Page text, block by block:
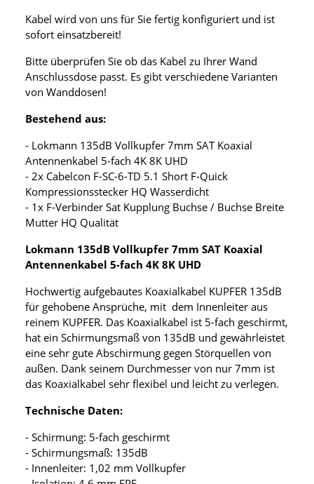
Kabel wird von uns für Sie fertig konfiguriert und ist
sofort einsatzbereit!
Bitte überprüfen Sie ob das Kabel zu Ihrer Wand
Anschlussdose passt. Es gibt verschiedene Varianten
von Wanddosen!
Bestehend aus:
- Lokmann 135dB Vollkupfer 7mm SAT Koaxial
Antennenkabel 5-fach 4K 8K UHD
- 2x Cabelcon F-SC-6-TD 5.1 Short F-Quick
Kompressionsstecker HQ Wasserdicht
- 1x F-Verbinder Sat Kupplung Buchse / Buchse Breite
Mutter HQ Qualität
Lokmann 135dB Vollkupfer 7mm SAT Koaxial
Antennenkabel 5-fach 4K 8K UHD
Hochwertig aufgebautes Koaxialkabel KUPFER 135dB
für gehobene Ansprüche, mit dem Innenleiter aus
reinem KUPFER. Das Koaxialkabel ist 5-fach geschirmt,
hat ein Schirmungsmaß von 135dB und gewährleistet
eine sehr gute Abschirmung gegen Störquellen von
außen. Dank seinem Durchmesser von nur 7mm ist
das Koaxialkabel sehr flexibel und leicht zu verlegen.
Technische Daten:
- Schirmung: 5-fach geschirmt
- Schirmungsmaß: 135dB
- Innenleiter: 1,02 mm Vollkupfer